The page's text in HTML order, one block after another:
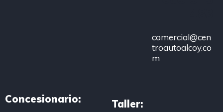
comercial@cen
troautoalcoy.co
m
Concesionario: Taller: